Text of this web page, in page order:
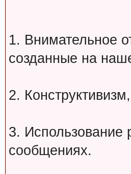
1. Внимательное
созданные на
2.
3. Использование
сообщениях.